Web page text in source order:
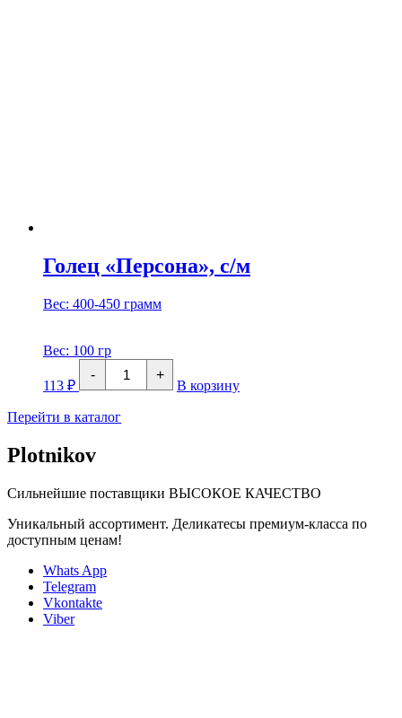
Голец «Персона», с/м
Вес: 400-450 грамм
Вес: 100 гр
113 ₽
-
Количество
товара
Голец
с/
+
В корзину
Перейти в каталог
Plotnikov
Сильнейшие поставщики ВЫСОКОЕ КАЧЕСТВО
Уникальный ассортимент. Деликатесы премиум-класса по
доступным ценам!
Whats App
Telegram
Vkontakte
Viber